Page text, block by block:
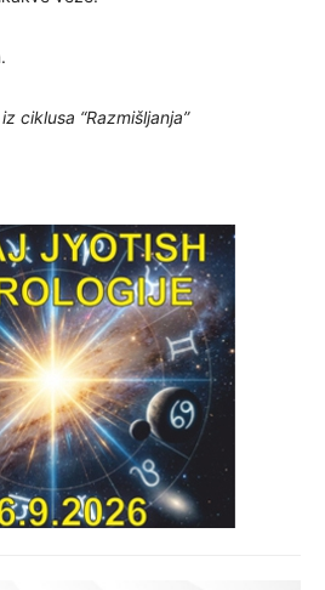
ciklusa “Razmišljanja”